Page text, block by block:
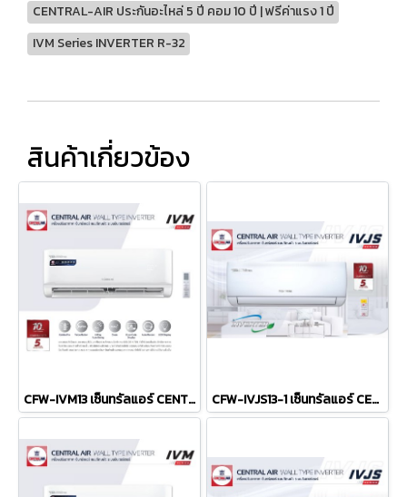
CENTRAL-AIR ประกันอะไหล่ 5 ปี คอม 10 ปี | ฟรีค่าแรง 1 ปี
IVM Series INVERTER R-32
สินค้าเกี่ยวข้อง
CFW-IVM13 เซ็นทรัลแอร์ CENTRAL AIR แบบติดผนัง รุ่น IVM Series INVERTER R-32 ขนาด 12,100BTU #5⭐ รีโมทไร้สาย พร้อมติดตั้ง CFW-IVJS13-1 เซ็นทรัลแอร์ CENTRAL AIR แบบติดผนัง รุ่น IVJS Series INVERTER R-32 ขนาด 13,000BTU #5 รีโมทไร้สาย พร้อมติดตั้ง